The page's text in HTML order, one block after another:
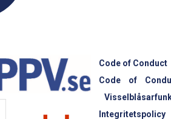
Code of Conduct
Code of
Integritetspolicy